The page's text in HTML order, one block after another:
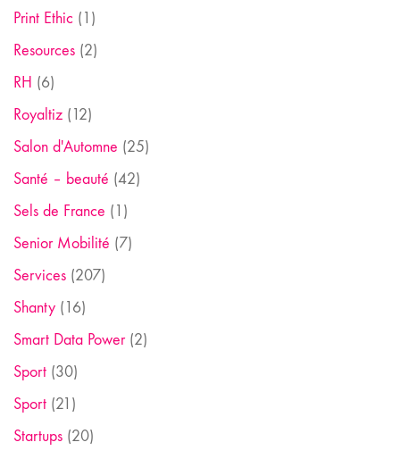
Print Ethic (1)
Resources (2)
RH (6)
Royaltiz (12)
Salon d'Automne (25)
Santé – beauté (42)
Sels de France (1)
Senior Mobilité (7)
Services (207)
Shanty (16)
Smart Data Power(2)
Sport (30)
Sport (21)
Startups (20)